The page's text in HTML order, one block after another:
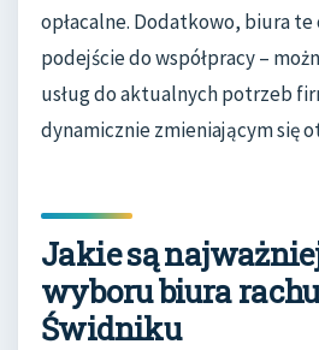
opłacalne. Dodatkowo, biura
podejście do współpracy –
usług do aktualnych potrzeb
dynamicznie zmieniającym się
Jakie są
wyboru biura
Świdniku